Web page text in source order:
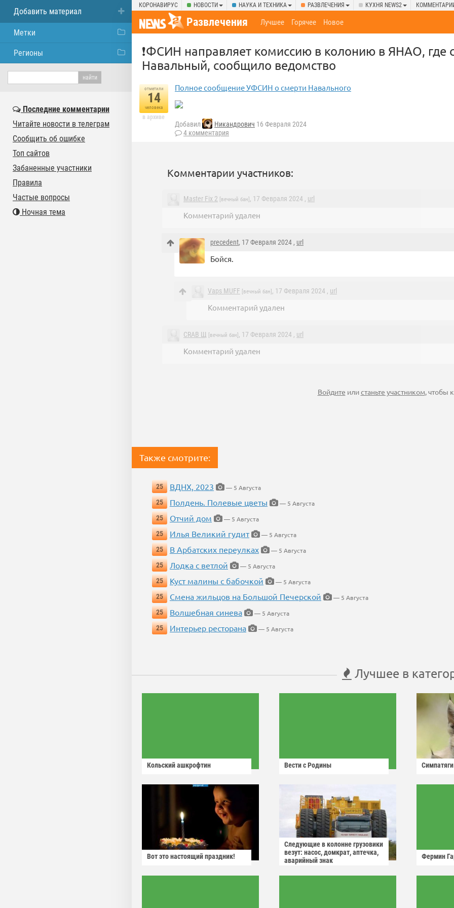
КОРОНАВИРУС НОВОСТИ НАУКА И ТЕХНИКА РАЗВЛЕЧЕНИЯ КУХНЯ NEWS2
Развлечения Лучшее Горячее Новое
❗️ФСИН направляет комиссию в колонию в ЯНАО, где
Навальный, сообщило ведомство
отметили
14
человека
в архиве
Полное сообщение УФСИН о смерти Навального
Добавил Никандрович 16 Февраля 2024
4 комментария
Комментарии участников:
Master Fix 2 [вечный бан] , 17 Февраля 2024 , url
Комментарий удален
precedent, 17 Февраля 2024 , url
Бойся.
Vaps MUFF [вечный бан] , 17 Февраля 2024 , url
Комментарий удален
CRAB Щ [вечный бан] , 17 Февраля 2024 , url
Комментарий удален
Войдите илистаньте участником, чтобы
Также смотрите:
25 ВДНХ, 2023
— 5 Августа
25
Полдень. Полевые цветы
— 5 Августа
25
Отчий дом
— 5 Августа
25
Илья Великий гудит
— 5 Августа
25
В Арбатских переулках
— 5 Августа
25
Лодка с ветлой
— 5 Августа
25
Куст малины с бабочкой
— 5 Августа
25
Смена жильцов на Большой Печерской
— 5 Августа
25
Волшебная синева
— 5 Августа
25
Интерьер ресторана — 5 Августа
Лучшее в
Кольский ашкрофтин Вести с Родины Симпатяги
Вот это настоящий праздник!
Следующие в колонне грузовики
везут: насос, домкрат, аптечка,
аварийный знак
Фермин
Добавить материал
Метки
Регионы
Последние комментарии
Читайте новости в телеграм
Сообщить об ошибке
Топ сайтов
Забаненные участники
Правила
Частые вопросы
Ночная тема